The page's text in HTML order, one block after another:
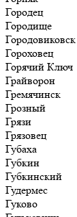
Городец
Городище
Городовиковск
Гороховец
Горячий Ключ
Грайворон
Гремячинск
Грозный
Грязи
Грязовец
Губаха
Губкин
Губкинский
Гудермес
Гуково